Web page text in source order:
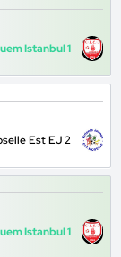
Istanbul 1
Est EJ 2
Istanbul 1